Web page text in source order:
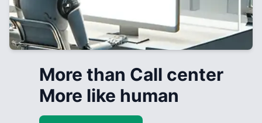
More than Call center
More like human